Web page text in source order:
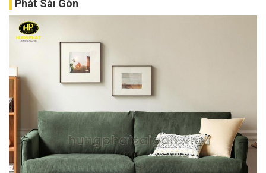
Phát Sài Gòn